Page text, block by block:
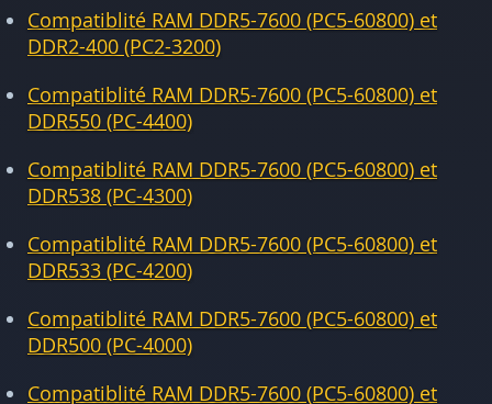
Compatiblité RAM DDR5-7600 (PC5-60800) et
DDR2-400 (PC2-3200)
Compatiblité RAM DDR5-7600 (PC5-60800) et
DDR550 (PC-4400)
Compatiblité RAM DDR5-7600 (PC5-60800) et
DDR538 (PC-4300)
Compatiblité RAM DDR5-7600 (PC5-60800) et
DDR533 (PC-4200)
Compatiblité RAM DDR5-7600 (PC5-60800) et
DDR500 (PC-4000)
Compatiblité RAM DDR5-7600 (PC5-60800) et